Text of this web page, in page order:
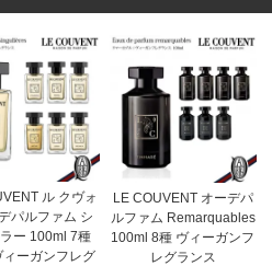
ル クヴォ
パルファム シ
ー 100ml 7種
ィーガンフレグ
LE COUVENT オーデパ
ルファム Remarquables
100ml 8種 ヴィーガンフ
レグランス